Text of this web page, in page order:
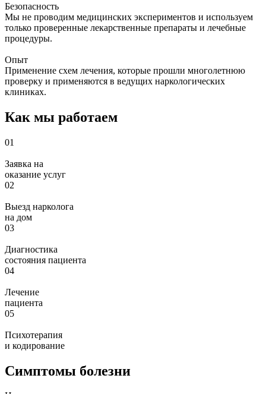
Безопасность
Мы не проводим медицинских экспериментов и используем
только проверенные лекарственные препараты и лечебные
процедуры.
Опыт
Применение схем лечения, которые прошли многолетнюю
проверку и применяются в ведущих наркологических
клиниках.
Как мы работаем
01
Заявка на
оказание услуг
02
Выезд нарколога
на дом
03
Диагностика
состояния пациента
04
Лечение
пациента
05
Психотерапия
и кодирование
Симптомы болезни